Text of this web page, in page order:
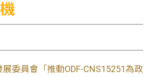
展委員會「推動ODF-CNS15251為政